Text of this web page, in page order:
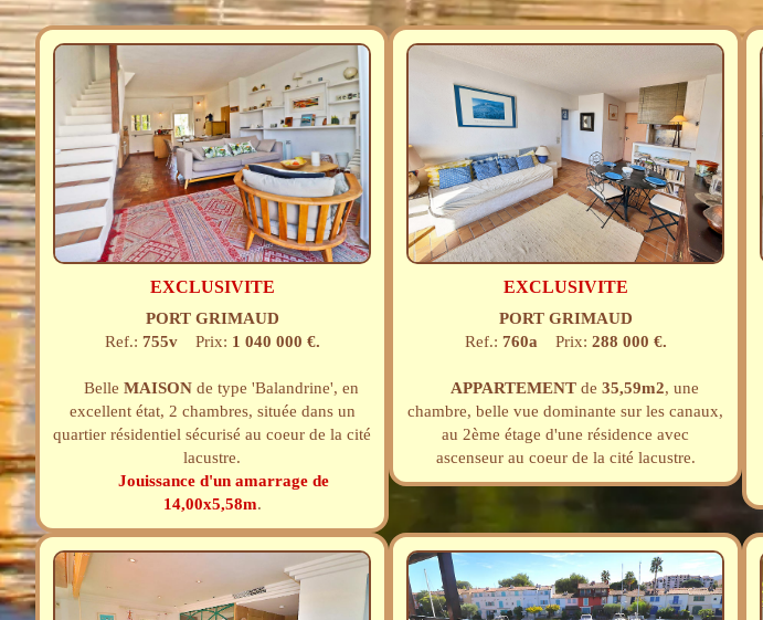
EXCLUSIVITE
PORT GRIMAUD
Ref.: 755vPrix: 1 040 000 €.
Belle MAISONde type 'Balandrine', en
excellent état, 2 chambres, située dans un
quartier résidentiel sécurisé au coeur de la cité
lacustre.
Jouissance d'un amarrage de
14,00x5,58m.
EXCLUSIVITE
PORT GRIMAUD
Ref.: 760a Prix: 288 000 €.
APPARTEMENTde 35,59m2, une
chambre, belle vue dominante sur les canaux,
au 2ème étage d'une résidence avec
ascenseur au coeur de la cité lacustre.